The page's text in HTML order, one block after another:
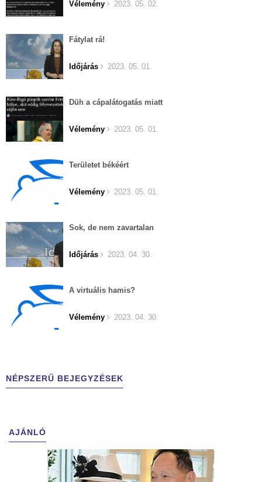
Vélemény 2023. 05. 02.
Fátylat rá!
Időjárás 2023. 05. 01.
Düh a cápalátogatás miatt
Vélemény 2023. 05. 01.
Területet békéért
Vélemény 2023. 05. 01.
Sok, de nem zavartalan
Időjárás 2023. 04. 30.
A virtuális hamis?
Vélemény 2023. 04. 30.
NÉPSZERŰ BEJEGYZÉSEK
AJÁNLÓ